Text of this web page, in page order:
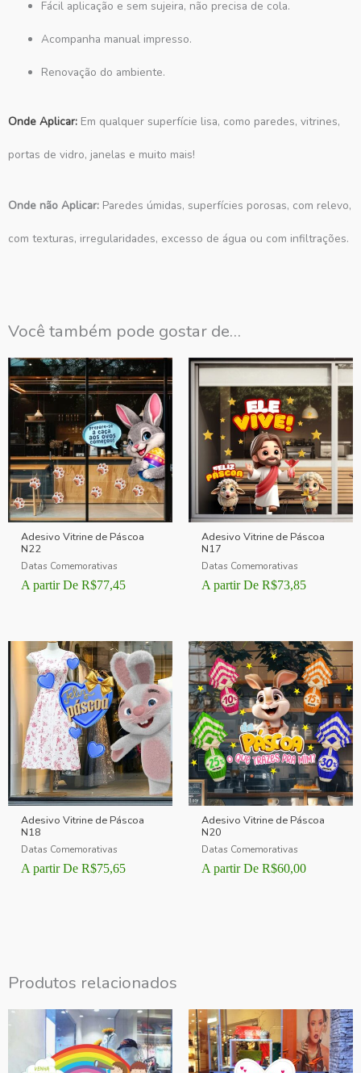
Fácil aplicação e sem sujeira, não precisa de cola.
Acompanha manual impresso.
Renovação do ambiente.
Onde Aplicar: Em qualquer superfície lisa, como paredes, vitrines,
portas de vidro, janelas e muito mais!
Onde não Aplicar: Paredes úmidas, superfícies porosas, com relevo,
com texturas, irregularidades, excesso de água ou com infiltrações.
Você também pode gostar de…
Adesivo Vitrine de Páscoa
N22
Datas Comemorativas
A partir De R$77,45
Adesivo Vitrine de Páscoa
N17
Datas Comemorativas
A partir De R$73,85
Adesivo Vitrine de Páscoa
N18
Datas Comemorativas
A partir De R$75,65
Adesivo Vitrine de Páscoa
N20
Datas Comemorativas
A partir De R$60,00
Produtos relacionados